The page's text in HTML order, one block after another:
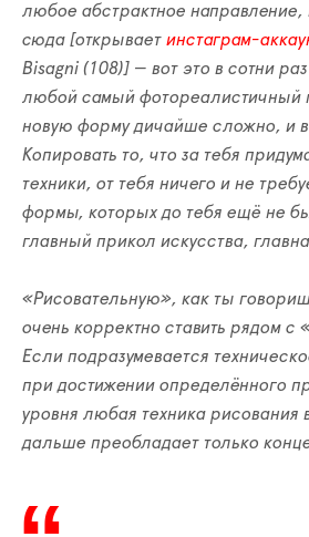
любое абстрактное направление,
сюда [открывает инстаграм-
Bisagni (108)] — вот это в сотни
любой самый фотореалистичный
новую форму дичайше сложно, и
Копировать то, что за тебя
техники, от тебя ничего и не
формы, которых до тебя ещё не
главный прикол искусства,
«Рисовательную», как ты
очень корректно ставить рядом с
Если подразумевается
при достижении определённого
уровня любая техника рисования
дальше преобладает только